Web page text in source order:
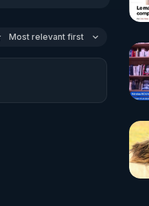
Most relevant first